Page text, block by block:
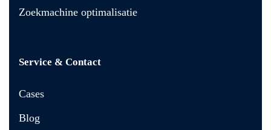
Zoekmachine optimalisatie
Service & Contact
Cases
Blog